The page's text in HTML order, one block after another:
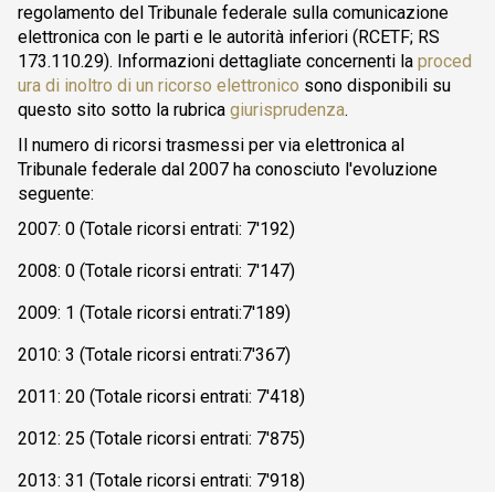
regolamento del Tribunale federale sulla comunicazione
elettronica con le parti e le autorità inferiori (RCETF; RS
173.110.29). Informazioni dettagliate concernenti la proced
ura di inoltro di un ricorso elettronico sono disponibili su
questo sito sotto la rubrica giurisprudenza.
Il numero di ricorsi trasmessi per via elettronica al
Tribunale federale dal 2007 ha conosciuto l'evoluzione
seguente:
2007: 0 (Totale ricorsi entrati: 7'192)
2008: 0 (Totale ricorsi entrati: 7'147)
2009: 1 (Totale ricorsi entrati:7'189)
2010: 3 (Totale ricorsi entrati:7'367)
2011: 20 (Totale ricorsi entrati: 7'418)
2012: 25 (Totale ricorsi entrati: 7'875)
2013: 31 (Totale ricorsi entrati: 7'918)